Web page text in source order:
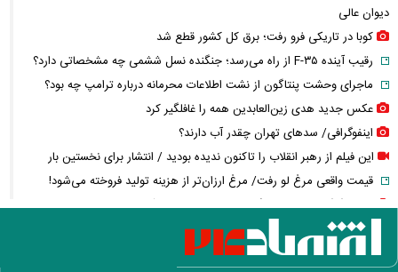
دیوان عالی
کوبا در تاریکی فرو رفت؛ برق کل کشور قطع شد
رقیب آینده F-۳۵ از راه می‌رسد؛ جنگنده نسل ششمی چه مشخصاتی دارد؟
ماجرای وحشت پنتاگون از نشت اطلاعات محرمانه درباره ترامپ چه بود؟
عکس جدید هدی زین‌العابدین همه را غافلگیر کرد
اینفوگرافی/ سدهای تهران چقدر آب دارند؟
این فیلم از رهبر انقلاب را تاکنون ندیده بودید / انتشار برای نخستین بار
قیمت واقعی مرغ لو رفت/ مرغ ارزان‌تر از هزینه تولید فروخته می‌شود!
عکس گوگوش در ۱۲ سالگی در کنار پدرش صابر آتشین
کالابرگ مرداد چه زمانی شارژ می‌شود؟ / تغییر زمان واریز اعتبار برخی
خانوارها به شهریور